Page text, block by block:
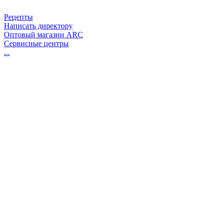
Рецепты
Написать директору
Оптовый магазин ARC
Сервисные центры
...